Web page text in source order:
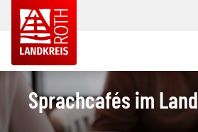
Sprachcafés im